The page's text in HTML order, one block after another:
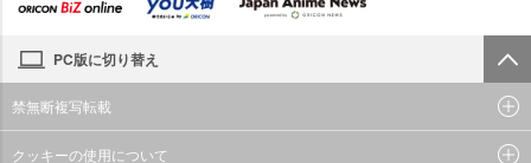
PC版に切り替え
禁無断複写転載
クッキーの使用について